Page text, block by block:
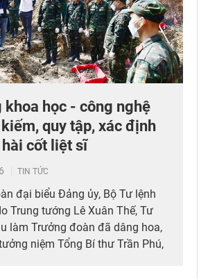
khoa học - công nghệ
quy tập, xác định
cốt liệt sĩ
TIN TỨC
đại biểu Đảng ủy, Bộ Tư lệnh
Trung tướng Lê Xuân Thế, Tư
làm Trưởng đoàn đã dâng hoa,
niệm Tổng Bí thư Trần Phú,